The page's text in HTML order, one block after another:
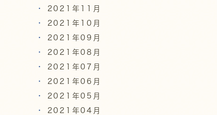
2021年11月
2021年10月
2021年09月
2021年08月
2021年07月
2021年06月
2021年05月
2021年04月